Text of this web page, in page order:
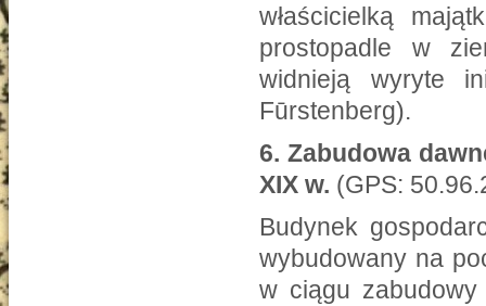
właścicielką
prostopadle w
widnieją wyryte
Fūrstenberg).
6. Zabudowa
XIX w. (GPS:
Budynek
wybudowany na
w ciągu zabudowy